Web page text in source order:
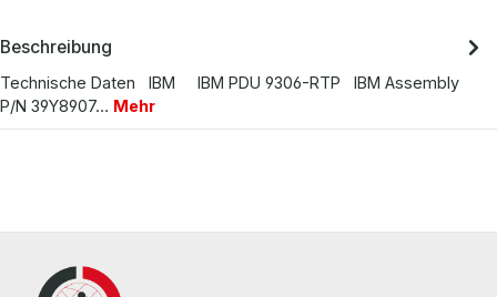
Beschreibung
Technische Daten IBM IBM PDU 9306-RTP IBM Assembly
P/N 39Y8907… Mehr